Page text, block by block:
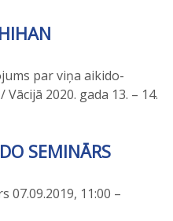
par viņa aikido-
2020. gada 13. – 14.
SEMINĀRS
07.09.2019, 11:00 –